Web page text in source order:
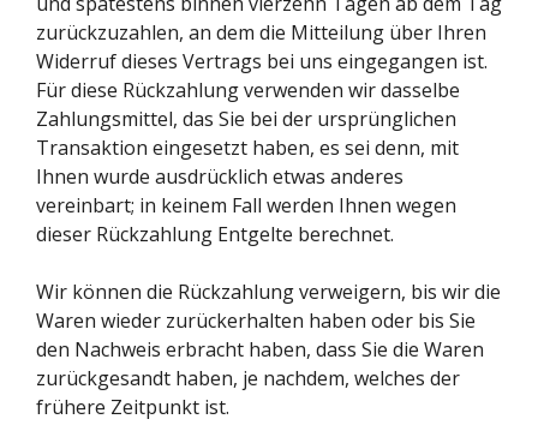
zurückzuzahlen, an dem die Mitteilung über Ihren
Widerruf dieses Vertrags bei uns eingegangen ist.
Für diese Rückzahlung verwenden wir dasselbe
Zahlungsmittel, das Sie bei der ursprünglichen
Transaktion eingesetzt haben, es sei denn, mit
Ihnen wurde ausdrücklich etwas anderes
vereinbart; in keinem Fall werden Ihnen wegen
dieser Rückzahlung Entgelte berechnet.
Wir können die Rückzahlung verweigern, bis wir die
Waren wieder zurückerhalten haben oder bis Sie
den Nachweis erbracht haben, dass Sie die Waren
zurückgesandt haben, je nachdem, welches der
frühere Zeitpunkt ist.